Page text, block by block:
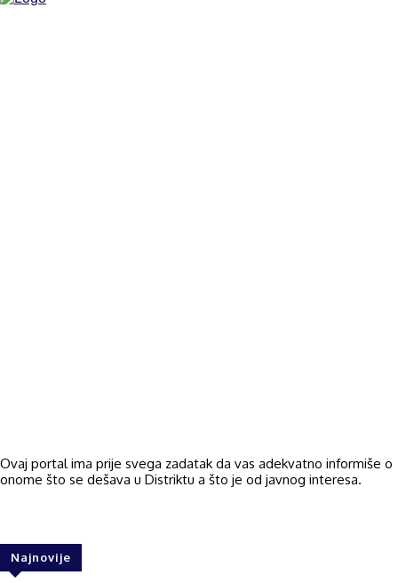
Ovaj portal ima prije svega zadatak da vas adekvatno informiše o
onome što se dešava u Distriktu a što je od javnog interesa.
Najnovije